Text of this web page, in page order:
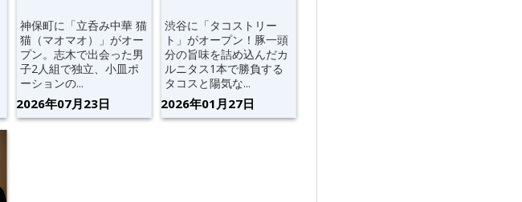
神保町に「立呑み中華 猫
猫（マオマオ）」がオー
プン。志木で出会った男
子2人組で独立、小皿ポ
ーションの...
2026年07月23日
渋谷に「タコストリー
ト」がオープン！豚一頭
分の旨味を詰め込んだカ
ルニタス1本で勝負する
タコスと陽気な...
2026年01月27日